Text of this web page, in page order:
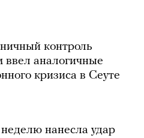
контроль
ввел аналогичные
кризиса в Сеуте
неделю нанесла удар